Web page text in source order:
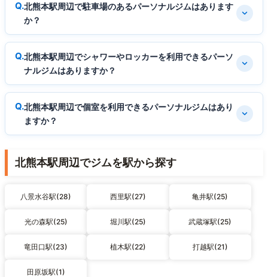
北熊本駅周辺で駐車場のあるパーソナルジムはあります
か？
北熊本駅周辺でシャワーやロッカーを利用できるパーソ
ナルジムはありますか？
北熊本駅周辺で個室を利用できるパーソナルジムはあり
ますか？
北熊本駅周辺でジムを駅から探す
八景水谷駅(28) 西里駅(27) 亀井駅(25)
光の森駅(25) 堀川駅(25) 武蔵塚駅(25)
竜田口駅(23) 植木駅(22) 打越駅(21)
田原坂駅(1)